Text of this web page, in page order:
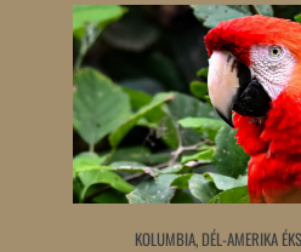
KOLUMBIA, DÉL-AMERIKA